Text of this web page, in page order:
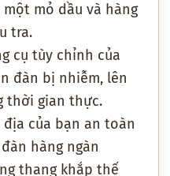
mỏ dầu và hàng
tra.
cụ tùy chỉnh của
đàn bị nhiễm, lên
thời gian thực.
của bạn an toàn
hàng ngàn
thang khắp thế